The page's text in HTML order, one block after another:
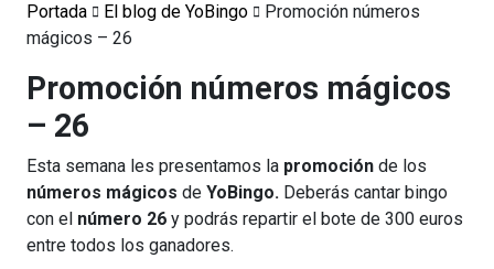
Portada El blog de YoBingo
Promoción números
mágicos – 26
Promoción números mágicos
– 26
Esta semana les presentamos la promoción de los
números mágicos de YoBingo. Deberás cantar bingo
con el número 26 y podrás repartir el bote de 300 euros
entre todos los ganadores.